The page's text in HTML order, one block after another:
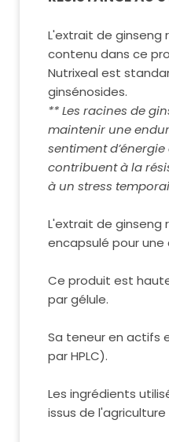
L'extrait de ginseng
contenu dans ce
Nutrixeal est
ginsénosides.
** Les racines de
maintenir une
sentiment d’énergie
contribuent à la
à un stress
L'extrait de ginseng
encapsulé pour
Ce produit est
par gélule.
Sa teneur en actifs
par HPLC).
Les ingrédients
issus de